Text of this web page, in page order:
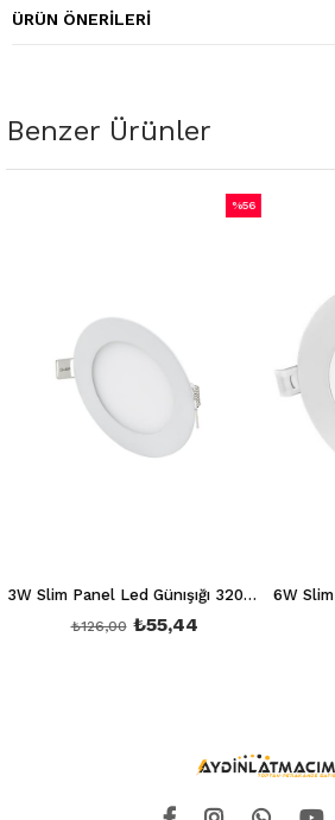
ÜRÜN ÖNERILERI
Benzer Ürünler
3W Slim Panel Led Günışığı 3200K Ct 5144
₺55,44
₺126,00
%56